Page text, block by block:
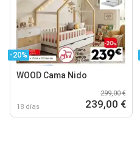
-20%
WOOD Cama Nido
18 días
299,00 €
239,00 €